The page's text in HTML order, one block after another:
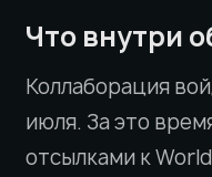
Что внутри
Коллаборация
июля. За это
отсылками к